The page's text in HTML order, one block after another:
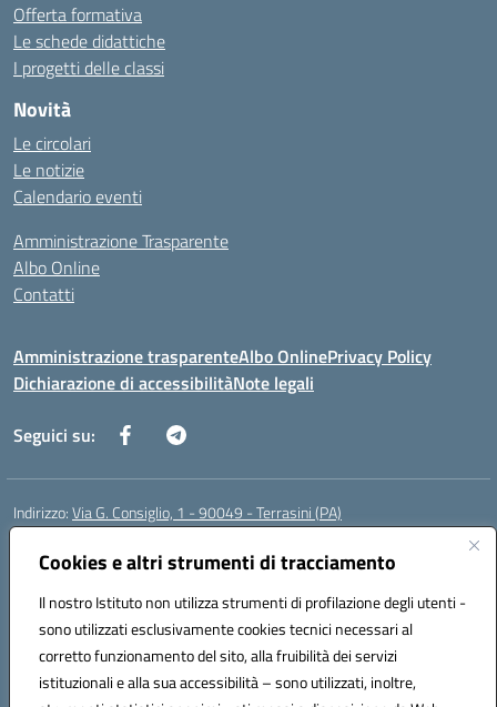
Cookies e altri strumenti di tracciamento
Il nostro Istituto non utilizza strumenti di profilazione degli utenti -
sono utilizzati esclusivamente cookies tecnici necessari al
corretto funzionamento del sito, alla fruibilità dei servizi
istituzionali e alla sua accessibilità – sono utilizzati, inoltre,
Offerta formativa
Le schede didattiche
I progetti delle classi
Novità
Le circolari
Le notizie
Calendario eventi
Amministrazione Trasparente
Albo Online
Contatti
Amministrazione trasparenteAlbo OnlinePrivacy Policy
Dichiarazione di accessibilitàNote legali
Seguici su:
Indirizzo:Via G. Consiglio, 1 - 90049 - Terrasini (PA)
Centralino:
Posta elettronica certificata (PEC):paic88700d@pec.istruzione.it
Codice fiscale: 80025710825
Codice meccanografico:PAIC88700D
Codice Indice delle Pubbliche Amministrazioni (IPA): istsc_paic88700d
Codice unico di fatturazione (CUF): UF7LHF